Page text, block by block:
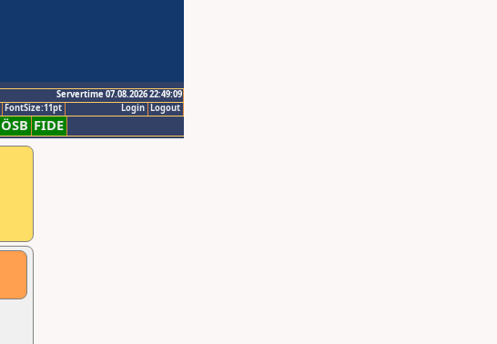
Servertime 07.08.2026 22:49:09
Logout
Login
FontSize:11pt
ÖSB FIDE